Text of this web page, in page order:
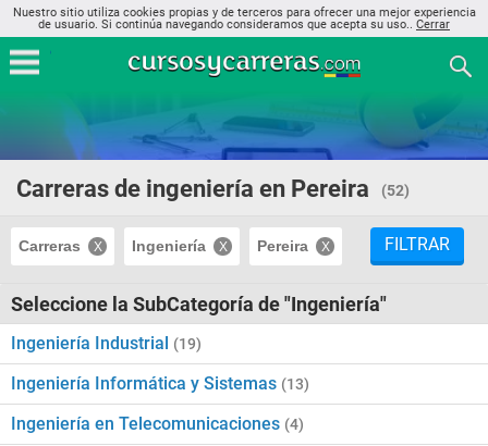
Nuestro sitio utiliza cookies propias y de terceros para ofrecer una mejor experiencia
de usuario. Si continúa navegando consideramos que acepta su uso.. Cerrar
Carreras de ingeniería en Pereira (52)
Carreras Ingeniería Pereira FILTRAR
Seleccione la SubCategoría de "Ingeniería"
Ingeniería Industrial (19)
Ingeniería Informática y Sistemas (13)
Ingeniería en Telecomunicaciones (4)